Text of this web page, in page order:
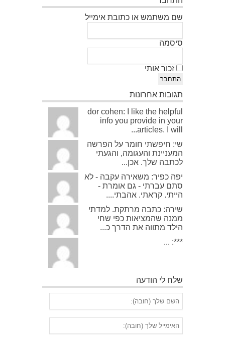
שם משתמש או כתובת אימייל
סיסמה
זכור אותי
התחבר
תגובות אחרונות
dor cohen: I like the helpful
info you provide in your
articles. I will...
שי: חיפשתי חומר על הפרשה
המעניינת והעגומה, והגעתי
לכתבה שלך. אכן...
יפה כפיר: משאירה עקבה - לא
סתם עברתי - גם אומרת -
הייתי. קראתי. אהבתי....
שירה: כתבה מרתקת. למדתי
ממנה שהמציאות כפי שחי
הילד מתווה את הדרך כ...
***: ...
שלח לי הודעה